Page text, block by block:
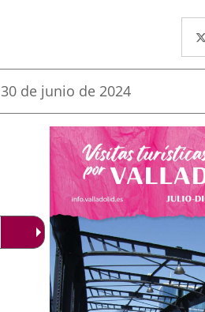
Fecha
la
30 de junio de 2024